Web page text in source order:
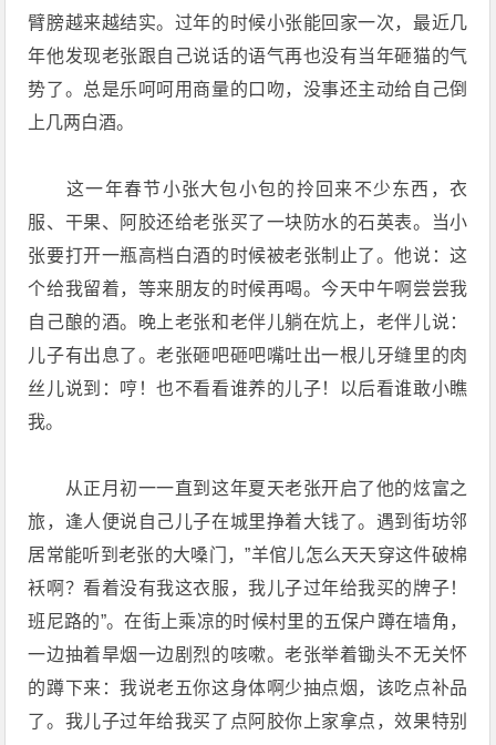
臂膀越来越结实。过年的时候小张能回家一次，最近几
年他发现老张跟自己说话的语气再也没有当年砸猫的气
势了。总是乐呵呵用商量的口吻，没事还主动给自己倒
上几两白酒。
这一年春节小张大包小包的拎回来不少东西，衣
服、干果、阿胶还给老张买了一块防水的石英表。当小
张要打开一瓶高档白酒的时候被老张制止了。他说：这
个给我留着，等来朋友的时候再喝。今天中午啊尝尝我
自己酿的酒。晚上老张和老伴儿躺在炕上，老伴儿说：
儿子有出息了。老张砸吧砸吧嘴吐出一根儿牙缝里的肉
丝儿说到：哼！也不看看谁养的儿子！以后看谁敢小瞧
我。
从正月初一一直到这年夏天老张开启了他的炫富之
旅，逢人便说自己儿子在城里挣着大钱了。遇到街坊邻
居常能听到老张的大嗓门，”羊倌儿怎么天天穿这件破棉
袄啊？看着没有我这衣服，我儿子过年给我买的牌子！
班尼路的”。在街上乘凉的时候村里的五保户蹲在墙角，
一边抽着旱烟一边剧烈的咳嗽。老张举着锄头不无关怀
的蹲下来：我说老五你这身体啊少抽点烟，该吃点补品
了。我儿子过年给我买了点阿胶你上家拿点，效果特别